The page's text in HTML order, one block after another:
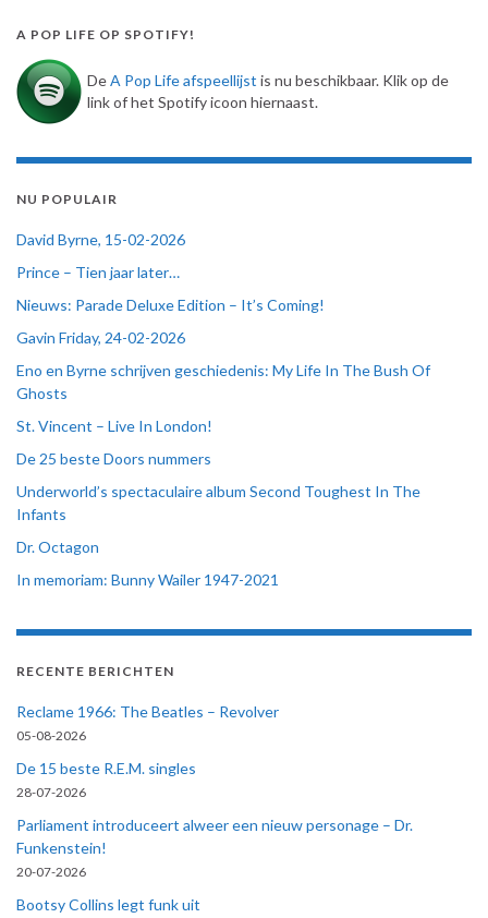
A POP LIFE OP SPOTIFY!
DeA Pop Life afspeellijst is nu beschikbaar. Klik op de
link of het Spotify icoon hiernaast.
NU POPULAIR
David Byrne, 15-02-2026
Prince – Tien jaar later…
Nieuws: Parade Deluxe Edition – It’s Coming!
Gavin Friday, 24-02-2026
Eno en Byrne schrijven geschiedenis: My Life In The Bush Of
Ghosts
St. Vincent – Live In London!
De 25 beste Doors nummers
Underworld’s spectaculaire album Second Toughest In The
Infants
Dr. Octagon
In memoriam: Bunny Wailer 1947-2021
RECENTE BERICHTEN
Reclame 1966: The Beatles – Revolver
05-08-2026
De 15 beste R.E.M. singles
28-07-2026
Parliament introduceert alweer een nieuw personage – Dr.
Funkenstein!
20-07-2026
Bootsy Collins legt funk uit